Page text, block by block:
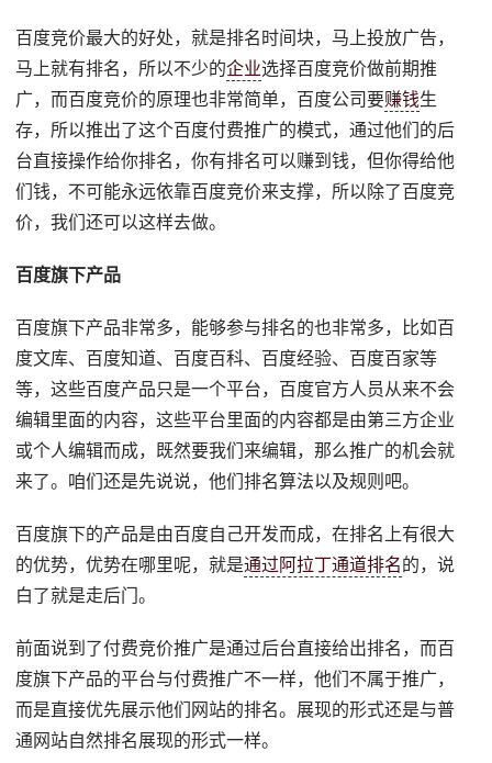
百度竞价最大的好处，就是排名时间块，马上投放广告，
马上就有排名，所以不少的企业选择百度竞价做前期推
广，而百度竞价的原理也非常简单，百度公司要赚钱生
存，所以推出了这个百度付费推广的模式，通过他们的后
台直接操作给你排名，你有排名可以赚到钱，但你得给他
们钱，不可能永远依靠百度竞价来支撑，所以除了百度竞
价，我们还可以这样去做。
百度旗下产品
百度旗下产品非常多，能够参与排名的也非常多，比如百
度文库、百度知道、百度百科、百度经验、百度百家等
等，这些百度产品只是一个平台，百度官方人员从来不会
编辑里面的内容，这些平台里面的内容都是由第三方企业
或个人编辑而成，既然要我们来编辑，那么推广的机会就
来了。咱们还是先说说，他们排名算法以及规则吧。
百度旗下的产品是由百度自己开发而成，在排名上有很大
的优势，优势在哪里呢，就是通过阿拉丁通道排名的，说
白了就是走后门。
前面说到了付费竞价推广是通过后台直接给出排名，而百
度旗下产品的平台与付费推广不一样，他们不属于推广，
而是直接优先展示他们网站的排名。展现的形式还是与普
通网站自然排名展现的形式一样。